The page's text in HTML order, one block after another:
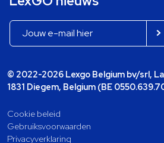
© 2022-2026 Lexgo Belgium bv/srl,
1831 Diegem, Belgium (BE
Cookie beleid
Gebruiksvoorwaarden
Privacyverklaring